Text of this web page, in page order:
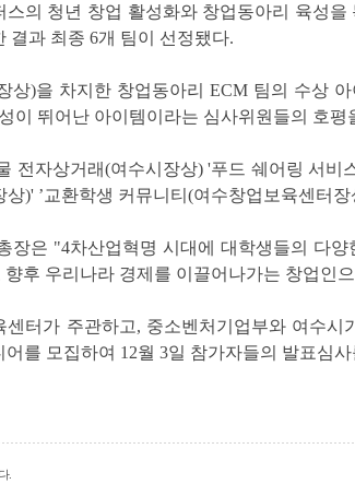
스의 청년 창업 활성화와 창업동아리 육성
결과 최종 6개 팀이 선정됐다.
상)을 차지한 창업동아리 ECM 팀의 수상 아
이 뛰어난 아이템이라는 심사위원들의 호평
전자상거래(여수시장상) '푸드 쉐어링 서비
상)' ’교환학생 커뮤니티 (여수창업보육센터장
장은 "4차산업혁명 시대에 대학생들의 다양
향후 우리나라 경제를 이끌어나가는 창업인
센터가 주관하고, 중소벤처기업부와 여수시
를 모집하여 12월 3일 참가자들의 발표심
.